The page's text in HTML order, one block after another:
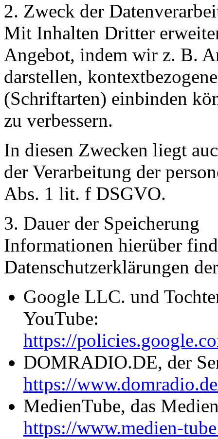
2. Zweck der
Mit Inhalten Dritter
Angebot, indem wir z. B.
darstellen,
(Schriftarten) einbinden
zu verbessern.
In diesen Zwecken liegt
der Verarbeitung der
Abs. 1 lit. f DSGVO.
3. Dauer der Speicherung
Informationen hierüber
Datenschutzerklärungen
Google LLC. und
YouTube:
https://
DOMRADIO.DE, der
https://
MedienTube, das
https://www.medien-